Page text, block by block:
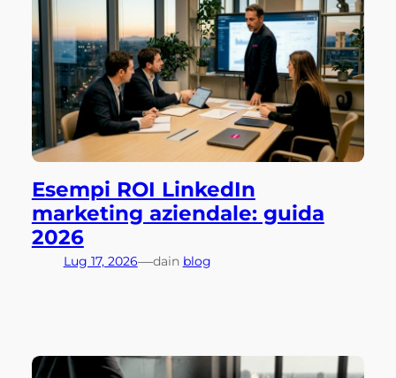
Esempi ROI LinkedIn
marketing aziendale: guida
2026
Lug 17, 2026—dain blog